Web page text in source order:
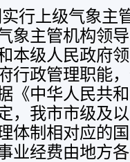
上级气象主
象主管机构领
本级人民政府
行政管理职能
《中华人民共
，我市市级及
体制相对应的
业经费由地方